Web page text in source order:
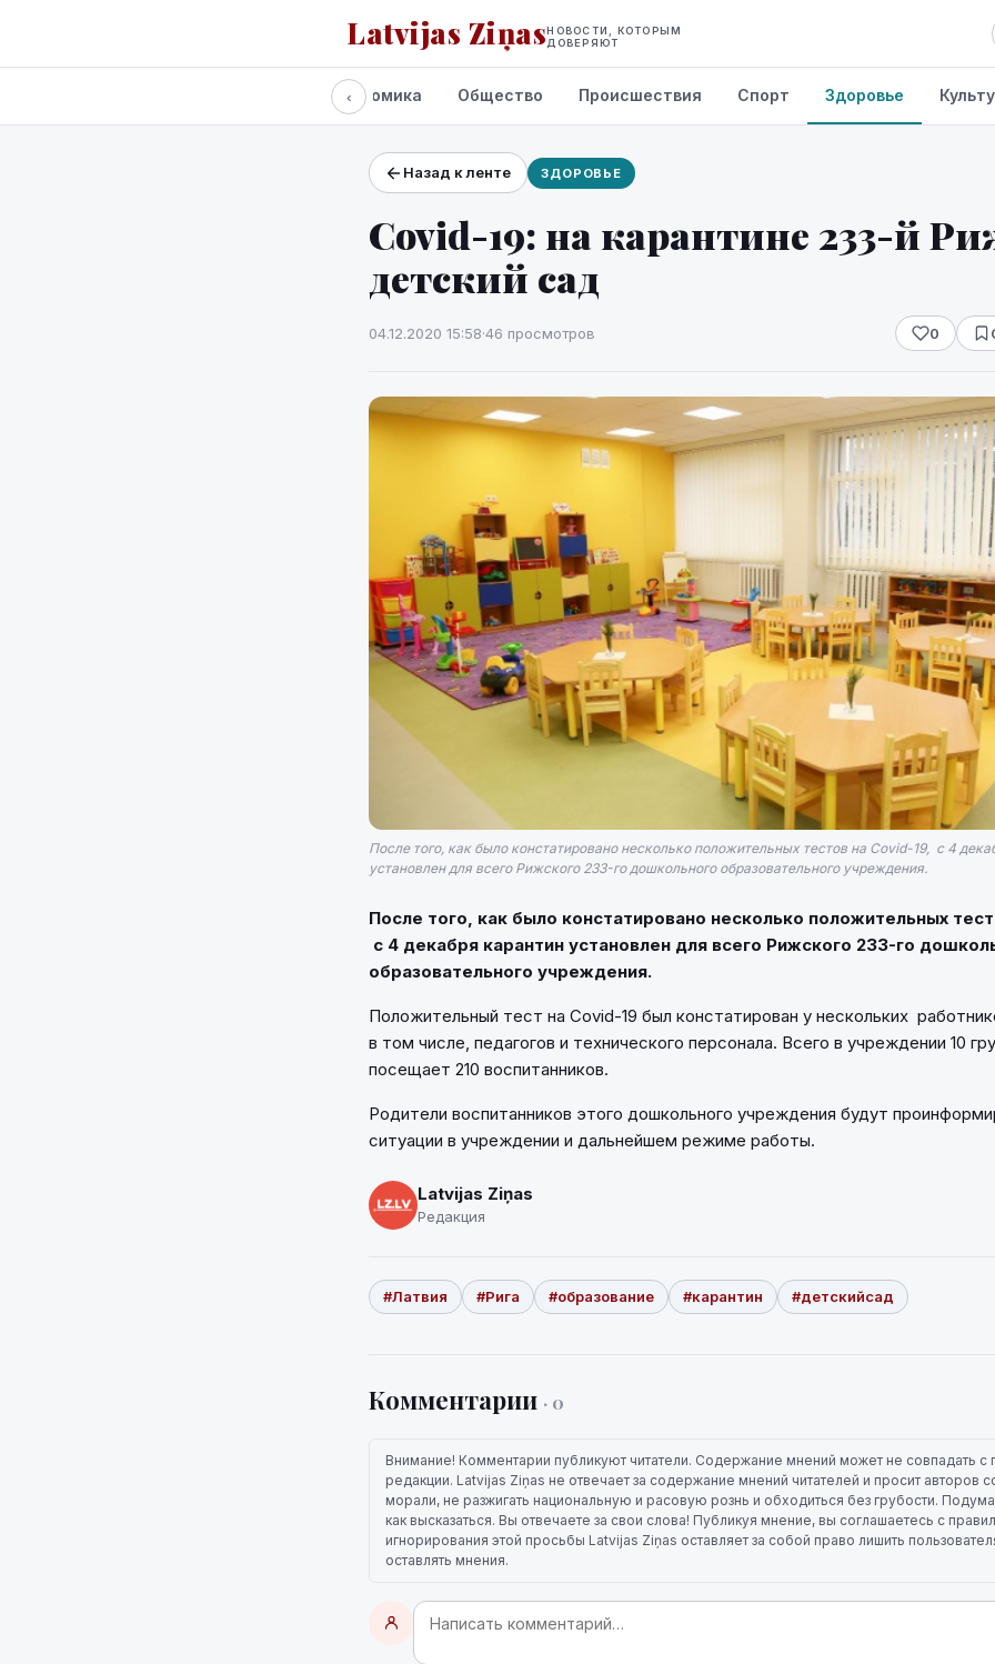
Latvijas ZiņasНОВОСТИ, КОТОРЫМ
ДОВЕРЯЮТ
Проекты и сервисы
‹
Экономика Общество Происшествия Спорт Здоровье
Назад к ленте ЗДОРОВЬЕ
Covid-19: на карантине 233-й
детский сад
04.12.2020 15:58·46 просмотров 0
После того, как было констатировано несколько положительных тестов на Covid-19, с 4
установлен для всего Рижского 233-го дошкольного образовательного учреждения.
После того, как было констатировано несколько положительных
с 4 декабря карантин установлен для всего Рижского 233-го
образовательного учреждения.
Положительный тест на Covid-19 был констатирован у нескольких
в том числе, педагогов и технического персонала. Всего в учреждении 10
посещает 210 воспитанников.
Родители воспитанников этого дошкольного учреждения будут
ситуации в учреждении и дальнейшем режиме работы.
Latvijas Ziņas
Редакция
#Латвия #Рига #образование #карантин #детскийсад
Комментарии · 0
Внимание! Комментарии публикуют читатели. Содержание мнений может не совпадать с
редакции. Latvijas Ziņas не отвечает за содержание мнений читателей и просит авторов
морали, не разжигать национальную и расовую рознь и обходиться без грубости.
как высказаться. Вы отвечаете за свои слова! Публикуя мнение, вы соглашаетесь с
игнорирования этой просьбы Latvijas Ziņas оставляет за собой право лишить
оставлять мнения.